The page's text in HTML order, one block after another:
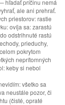
hľadať príčinu nemá
ale ani prehrať.
priestorov: rastie
ovíja sa: zarastú
odstrihnuté rastú
prieduchy,
pokrytom
neprítomných
keby si nebol
všetko sa
neustále pozor, či
(čisté, opraté